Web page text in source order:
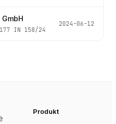
177 IN 158/24
2024-06-12
Produkt